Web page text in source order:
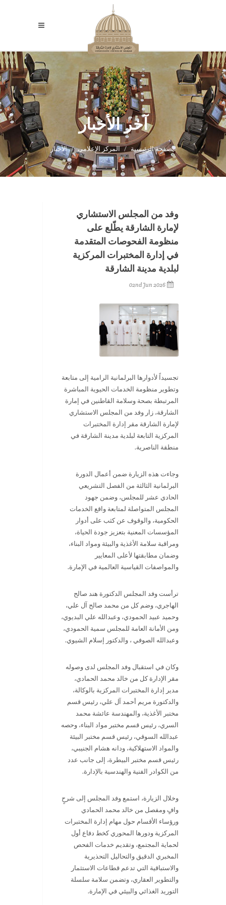
آخر الأخبار
الصفحة الرئيسية المركز الإعلامي الأخبار
وفد من المجلس الاستشاري
لإمارة الشارقة يطّلع على
منظومة الفحوصات المتقدمة
في إدارة المختبرات المركزية
لبلدية مدينة الشارقة
02nd Jun 2026
تجسيداً لأدوارها البرلمانية الرامية إلى متابعة
وتطوير منظومة الخدمات الحيوية المباشرة
المرتبطة بصحة وسلامة القاطنين في إمارة
الشارقة، زار وفد من المجلس الاستشاري
لإمارة الشارقة مقر إدارة المختبرات
المركزية التابعة لبلدية مدينة الشارقة في
منطقة الناصرية.
وجاءت هذه الزيارة ضمن أعمال الدورة
البرلمانية الثالثة من الفصل التشريعي
الحادي عشر للمجلس، وضمن جهود
المجلس المتواصلة لمتابعة واقع الخدمات
الحكومية، والوقوف عن كثب على أدوار
المؤسسات المعنية بتعزيز جودة الحياة،
ومراقبة سلامة الأغذية والبيئة ومواد البناء،
وضمان مطابقتها لأعلى المعايير
والمواصفات القياسية العالمية في الإمارة.
ترأست وفد المجلس الدكتورة هند صالح
الهاجري، وضم كل من محمد صالح آل علي،
وحميد عبيد الحمودي، وعبدالله علي البديوي،
ومن الأمانة العامة للمجلس سمية الحمودي،
وعبدالله الصوفي ، والدكتور إسلام الشيوي.
وكان في استقبال وفد المجلس لدى وصوله
مقر الإدارة كل من خالد محمد الحمادي،
مدير إدارة المختبرات المركزية بالوكالة،
والدكتورة مريم أحمد آل علي، رئيس قسم
مختبر الأغذية، والمهندسة عائشة محمد
السري، رئيس قسم مختبر مواد البناء، وحصه
عبدالله السوقي، رئيس قسم مختبر البيئة
والمواد الاستهلاكية، ودانه هشام الجنيبي،
رئيس قسم مختبر البيطرة، إلى جانب عدد
من الكوادر الفنية والهندسية بالإدارة.
وخلال الزيارة، استمع وفد المجلس إلى شرحٍ
وافٍ ومفصل من خالد محمد الحمادي
ورؤساء الأقسام حول مهام إدارة المختبرات
المركزية ودورها المحوري كخط دفاع أول
لحماية المجتمع، وتقديم خدمات الفحص
المخبري الدقيق والتحاليل التحذيرية
والاستباقية التي تدعم قطاعات الاستثمار
والتطوير العقاري، وتضمن سلامة سلسلة
التوريد الغذائي والبيئي في الإمارة.